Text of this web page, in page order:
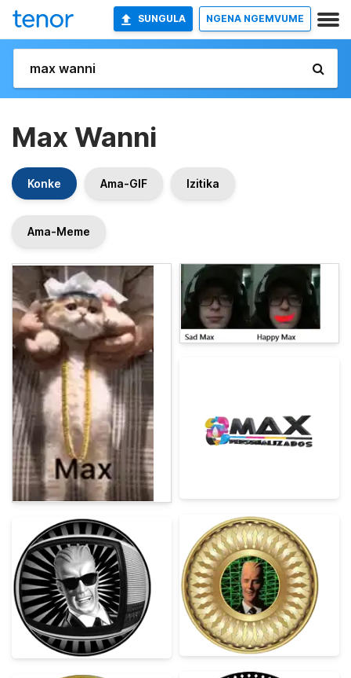
SUNGULA NGENA NGEMVUME
Max Wanni
Konke Ama-GIF Izitika
Ama-Meme